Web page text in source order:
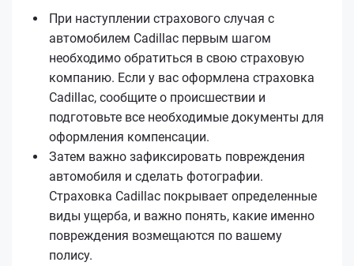
При наступлении страхового случая с
автомобилем Cadillac первым шагом
необходимо обратиться в свою страховую
компанию. Если у вас оформлена страховка
Cadillac, сообщите о происшествии и
подготовьте все необходимые документы для
оформления компенсации.
Затем важно зафиксировать повреждения
автомобиля и сделать фотографии.
Страховка Cadillac покрывает определенные
виды ущерба, и важно понять, какие именно
повреждения возмещаются по вашему
полису.